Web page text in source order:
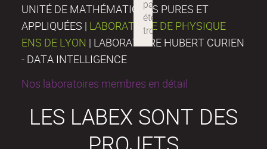
UNITÉ DE MATHÉMATIQUES PURES ET
APPLIQUÉES | LABORATOIRE DE PHYSIQUE
ENS DE LYON | LABORATOIRE HUBERT CURIEN
- DATA INTELLIGENCE
Nos laboratoires membres en détail
LES LABEX SONT DES